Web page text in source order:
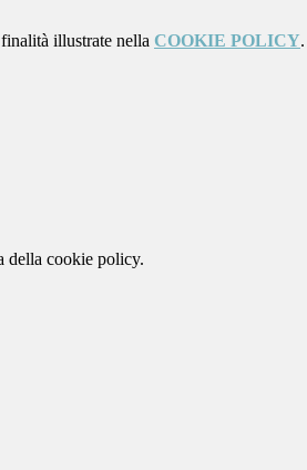
illustrate nella COOKIE POLICY.
della cookie policy.